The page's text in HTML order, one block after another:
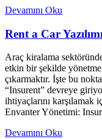
Devamını Oku
Rent a Car Yazılımı
Araç kiralama sektöründe
etkin bir şekilde
çıkarmaktır. İşte bu
“Insurent” devreye
ihtiyaçlarını karşılamak
Envanter Yönetimi:
Devamını Oku